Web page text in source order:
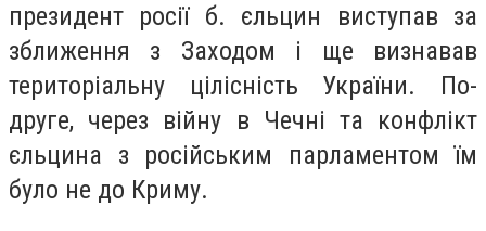
президент росії б. єльцин виступав за
зближення з Заходом і ще визнавав
територіальну цілісність України. По-
друге, через війну в Чечні та конфлікт
єльцина з російським парламентом їм
було не до Криму.